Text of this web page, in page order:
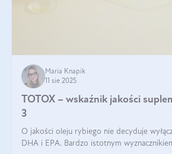
Maria Knapik
11 sie 2025
TOTOX – wskaźnik jakości
3
O jakości oleju rybiego nie decyduje
DHA i EPA. Bardzo istotnym